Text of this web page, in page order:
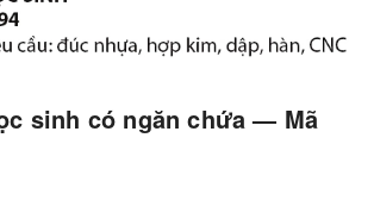
sinh có ngăn chứa — Mã